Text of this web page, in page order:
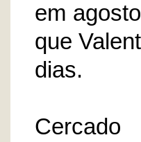
em
que
dias.